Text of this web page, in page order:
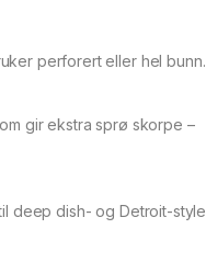
perforert eller hel bunn.
gir ekstra sprø skorpe –
deep dish- og Detroit-style